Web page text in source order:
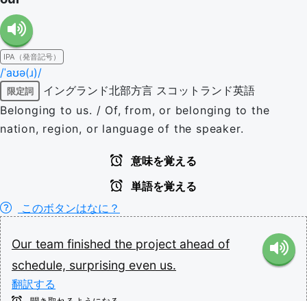
IPA（発音記号）
/ˈaʊə(ɹ)/
限定詞 イングランド北部方言 スコットランド英語
Belonging to us. / Of, from, or belonging to the
nation, region, or language of the speaker.
意味を覚える
単語を覚える
このボタンはなに？
Our team finished the project ahead of
schedule, surprising even us.
翻訳する